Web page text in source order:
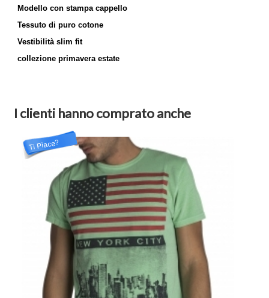
Modello con stampa cappello
Tessuto di puro cotone
Vestibilità slim fit
collezione primavera estate
I clienti hanno comprato anche
Ti Piace?